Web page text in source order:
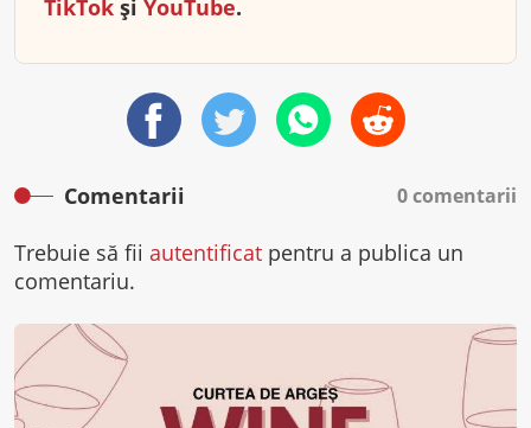
TikTok și YouTube.
Comentarii 0 comentarii
Trebuie să fii autentificat pentru a publica un
comentariu.